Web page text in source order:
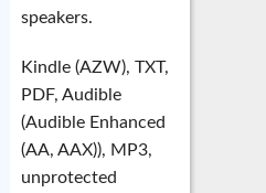
speakers.
Kindle (AZW), TXT,
PDF, Audible
(Audible Enhanced
(AA, AAX)), MP3,
unprotected